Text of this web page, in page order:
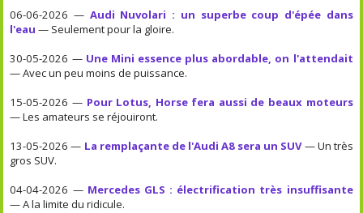
06-06-2026 — Audi Nuvolari : un superbe coup d'épée dans
l'eau — Seulement pour la gloire.
30-05-2026 — Une Mini essence plus abordable, on l'attendait
— Avec un peu moins de puissance.
15-05-2026 — Pour Lotus, Horse fera aussi de beaux moteurs
— Les amateurs se réjouiront.
13-05-2026 — La remplaçante de l'Audi A8 sera un SUV— Un très
gros SUV.
04-04-2026 — Mercedes GLS : électrification très insuffisante
— A la limite du ridicule.